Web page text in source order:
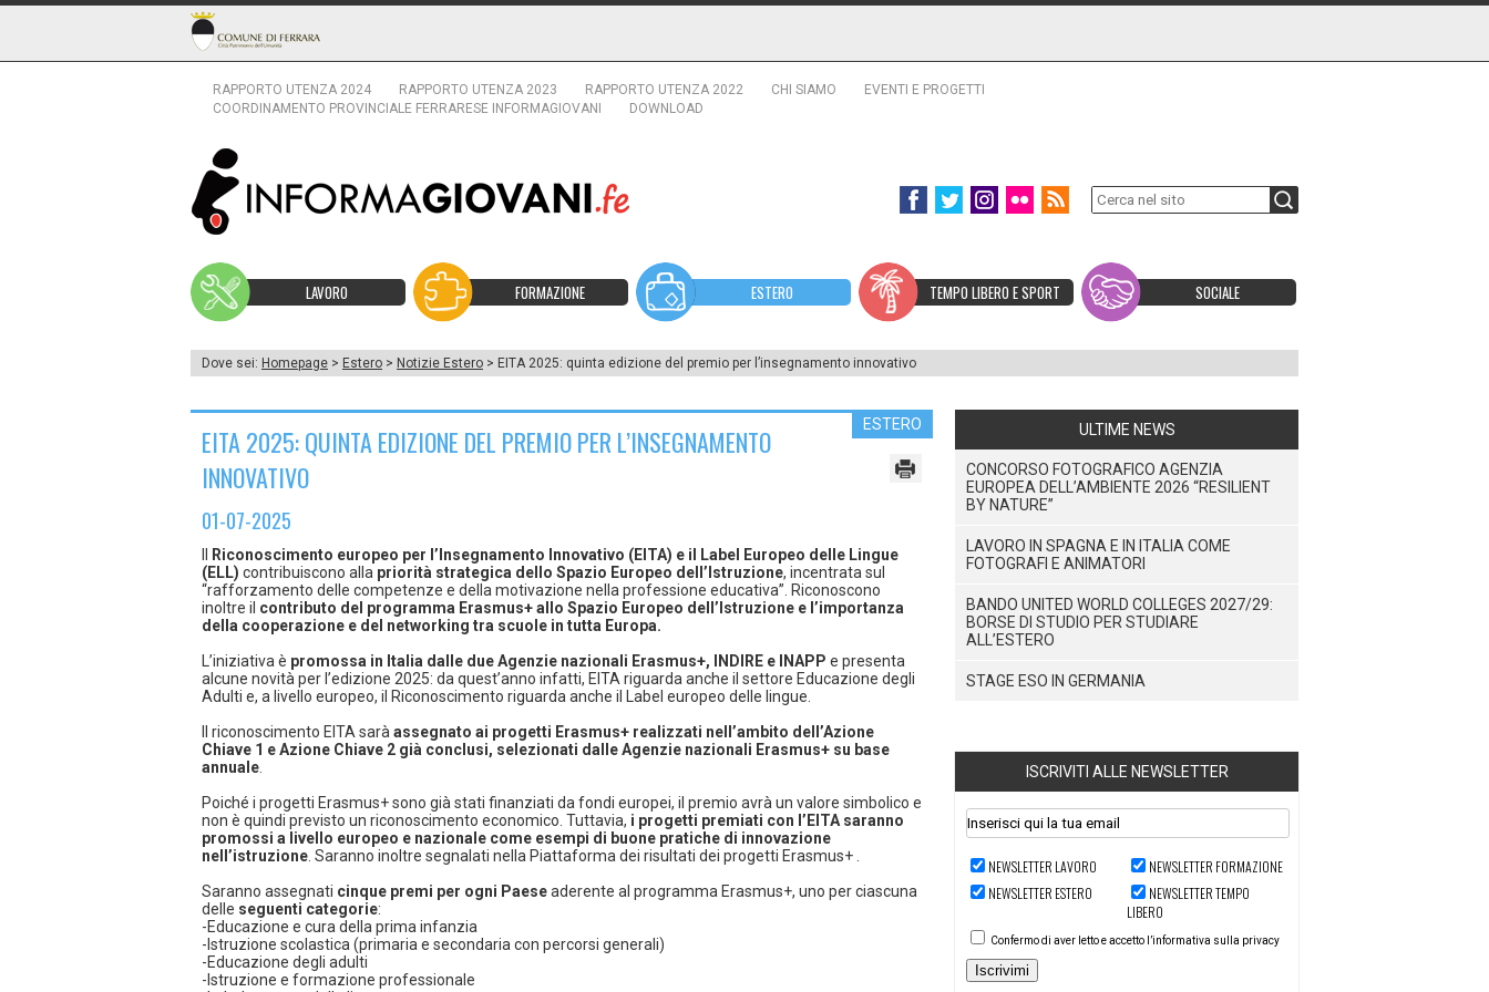
RAPPORTO UTENZA 2024 RAPPORTO UTENZA 2023 RAPPORTO UTENZA 2022 CHI SIAMO
EVENTI E PROGETTI
COORDINAMENTO PROVINCIALE FERRARESE INFORMAGIOVANI
DOWNLOAD
LAVORO FORMAZIONE ESTERO TEMPO LIBERO E SPORT SOCIALE
Dove sei: Homepage > Estero > Notizie Estero > EITA 2025: quinta edizione del premio per l’insegnamento innovativo
ESTERO
EITA 2025: QUINTA EDIZIONE DEL PREMIO PER L’INSEGNAMENTO
INNOVATIVO
01-07-2025
Riconoscimento europeo per l’Insegnamento Innovativo (EITA) e il Label Europeo delle Lingue
(ELL) contribuiscono alla priorità strategica dello Spazio Europeo dell’Istruzione, incentrata sul
“rafforzamento delle competenze e della motivazione nella professione educativa”. Riconoscono
inoltre il contributo del programma Erasmus+ allo Spazio Europeo dell’Istruzione e l’importanza
della cooperazione e del networking tra scuole in tutta Europa.
L’iniziativa è promossa in Italia dalle due Agenzie nazionali Erasmus+, INDIRE e INAPP e presenta
alcune novità per l’edizione 2025: da quest’anno infatti, EITA riguarda anche il settore Educazione degli
Adulti e, a livello europeo, il Riconoscimento riguarda anche il Label europeo delle lingue.
Il riconoscimento EITA sarà assegnato ai progetti Erasmus+ realizzati nell’ambito dell’Azione
Chiave 1 e Azione Chiave 2 già conclusi, selezionati dalle Agenzie nazionali Erasmus+ su base
annuale
Poiché i progetti Erasmus+ sono già stati finanziati da fondi europei, il premio avrà un valore simbolico e
non è quindi previsto un riconoscimento economico. Tuttavia, i progetti premiati con l’EITA saranno
promossi a livello europeo e nazionale come esempi di buone pratiche di innovazione
nell’istruzione . Saranno inoltre segnalati nella Piattaforma dei risultati dei progetti Erasmus+ .
Saranno assegnati cinque premi per ogni Paeseaderente al programma Erasmus+, uno per ciascuna
delle seguenti categorie:
-Educazione e cura della prima infanzia
-Istruzione scolastica (primaria e secondaria con percorsi generali)
-Educazione degli adulti
-Istruzione e formazione professionale
ULTIME NEWS
CONCORSO FOTOGRAFICO AGENZIA
EUROPEA DELL’AMBIENTE 2026 “RESILIENT
BY NATURE”
LAVORO IN SPAGNA E IN ITALIA COME
FOTOGRAFI E ANIMATORI
BANDO UNITED WORLD COLLEGES 2027/29:
BORSE DI STUDIO PER STUDIARE
ALL’ESTERO
STAGE ESO IN GERMANIA
ISCRIVITI ALLE NEWSLETTER
NEWSLETTER LAVORO
NEWSLETTER FORMAZIONE
NEWSLETTER ESTERO
NEWSLETTER TEMPO
LIBERO
Confermo di aver letto e accetto l’informativa sulla privacy
Iscrivimi